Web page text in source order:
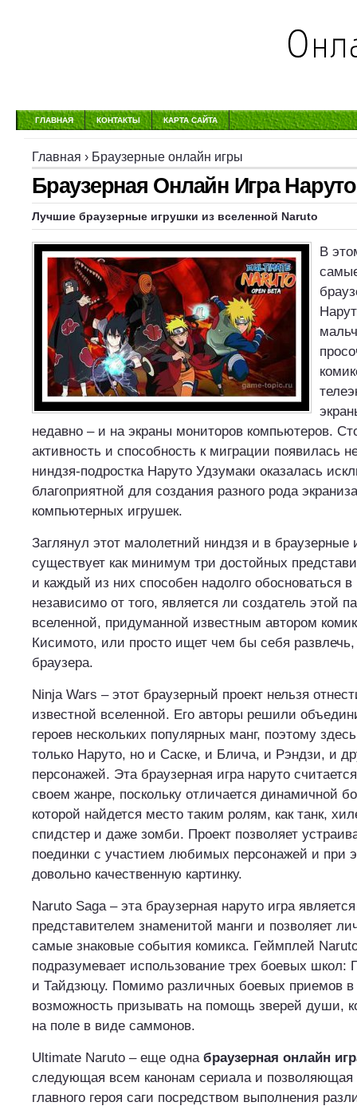
ГЛАВНАЯ КОНТАКТЫ КАРТА САЙТА
Главная › Браузерные онлайн игры
Браузерная Онлайн Игра Наруто
Лучшие браузерные игрушки из вселенной Naruto
В
недавно – и на экраны мониторов компьютеров.
активность и способность к миграции появилась
ниндзя-подростка Наруто Удзумаки оказалась
благоприятной для создания разного рода
компьютерных игрушек.
Заглянул этот малолетний ниндзя и в браузерные
существует как минимум три достойных
и каждый из них способен надолго обосноваться в
независимо от того, является ли создатель этой
вселенной, придуманной известным автором
Кисимото, или просто ищет чем бы себя
браузера.
Ninja Wars – этот браузерный проект нельзя
известной вселенной. Его авторы решили
героев нескольких популярных манг, поэтому
только Наруто, но и Саске, и Блича, и Рэндзи, и
персонажей. Эта браузерная игра наруто
своем жанре, поскольку отличается динамичной
которой найдется место таким ролям, как танк,
спидстер и даже зомби. Проект позволяет
поединки с участием любимых персонажей и при
довольно качественную картинку.
Naruto Saga – эта браузерная наруто игра
представителем знаменитой манги и позволяет
самые знаковые события комикса. Геймплей
подразумевает использование трех боевых школ:
и Тайдзюцу. Помимо различных боевых приемов в
возможность призывать на помощь зверей души,
на поле в виде саммонов.
Ultimate Naruto – еще одна браузерная онлайн
следующая всем канонам сериала и позволяющая
главного героя саги посредством выполнения